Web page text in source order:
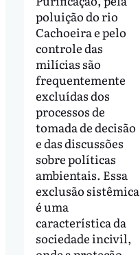
poluição do rio
Cachoeira e pelo
controle das
milícias são
frequentemente
excluídas dos
processos de
tomada de decisão
e das discussões
sobre políticas
ambientais. Essa
exclusão sistêmica
é uma
característica da
sociedade incivil,